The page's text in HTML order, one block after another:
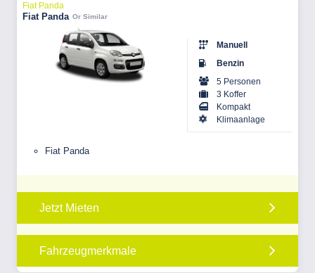
Fiat Panda
Fiat Panda Or Similar
Manuell
Benzin
5 Personen
3 Koffer
Kompakt
Klimaanlage
Fiat Panda
Jetzt Mieten
Fahrzeugmerkmale